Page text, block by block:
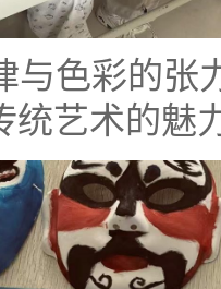
与色彩的张
统艺术的魅